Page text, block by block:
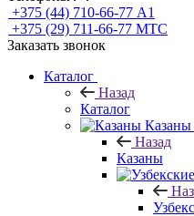
+375 (44) 710-66-77 А1
+375 (29) 711-66-77 МТС
Заказать звонок
Каталог
Назад
Каталог
Казаны
Назад
Казаны